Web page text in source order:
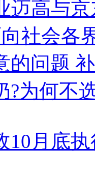
迈高与
社会各
的问题
?为何不
10月底